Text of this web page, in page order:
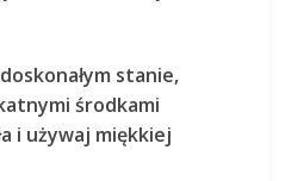
stanie,
środkami
i używaj miękkiej